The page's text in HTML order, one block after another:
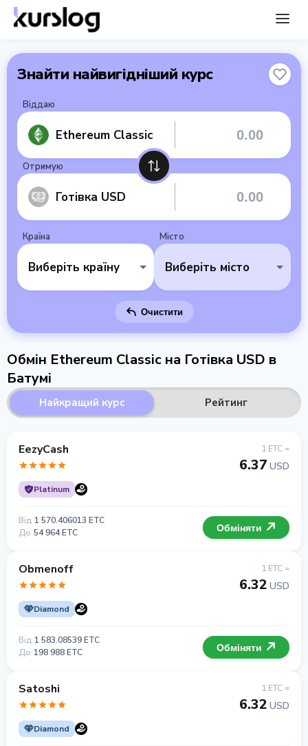
Знайти найвигідніший курс
Віддаю
Ethereum Classic
Отримую
Готівка USD
Країна
Виберіть країну
Місто
Виберіть місто
Очистити
Обмін Ethereum Classic на Готівка USD в
Батумі
Найкращий курс Рейтинг
EezyCash
Platinum
1 ETC =
6.37 USD
Від 1 570.406013 ETC
До 54 964 ETC Обміняти
Obmenoff
Diamond
1 ETC =
6.32 USD
Від 1 583.08539 ETC
До 198 988 ETC Обміняти
Satoshi
Diamond
1 ETC =
6.32 USD